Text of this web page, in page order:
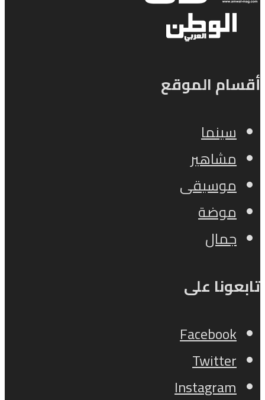
أقسام الموقع
سينما
مشاهير
موسيقى
موضة
جمال
تابعونا على
Facebook
Twitter
Instagram